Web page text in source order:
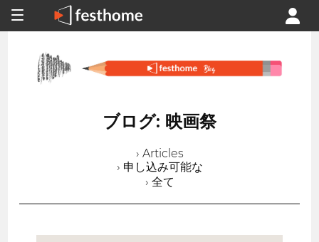
ブログ: 映画祭
› Articles
› 申し込み可能な
› 全て